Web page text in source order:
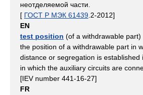
неотделяемой части.
[ ГОСТ Р МЭК 61439 .2-2012]
EN
test position (of a withdrawable part)
the position of a withdrawable part in
distance or segregation is established
in which the auxiliary circuits are
[IEV number 441-16-27]
FR